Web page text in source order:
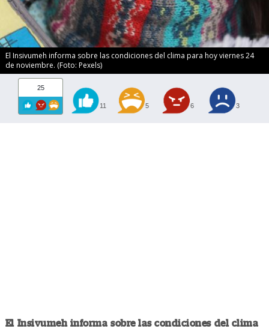
El Insivumeh informa sobre las condiciones del clima para hoy viernes 24
de noviembre. (Foto: Pexels)
25
11 5 6 3
El Insivumeh informa sobre las condiciones del clima